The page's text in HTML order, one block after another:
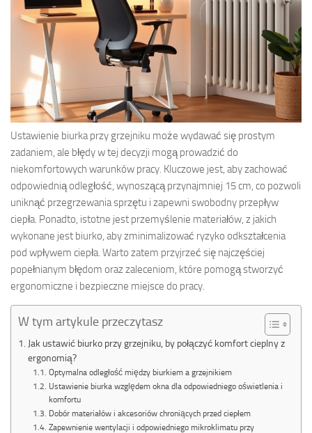
Ustawienie biurka przy grzejniku może wydawać się prostym
zadaniem, ale błędy w tej decyzji mogą prowadzić do
niekomfortowych warunków pracy. Kluczowe jest, aby zachować
odpowiednią odległość, wynoszącą przynajmniej 15 cm, co pozwoli
uniknąć przegrzewania sprzętu i zapewni swobodny przepływ
ciepła. Ponadto, istotne jest przemyślenie materiałów, z jakich
wykonane jest biurko, aby zminimalizować ryzyko odkształcenia
pod wpływem ciepła. Warto zatem przyjrzeć się najczęściej
popełnianym błędom oraz zaleceniom, które pomogą stworzyć
ergonomiczne i bezpieczne miejsce do pracy.
W tym artykule przeczytasz
Jak ustawić biurko przy grzejniku, by połączyć komfort cieplny z
ergonomią?
Optymalna odległość między biurkiem a grzejnikiem
Ustawienie biurka względem okna dla odpowiedniego oświetlenia i
komfortu
Dobór materiałów i akcesoriów chroniących przed ciepłem
Zapewnienie wentylacji i odpowiedniego mikroklimatu przy